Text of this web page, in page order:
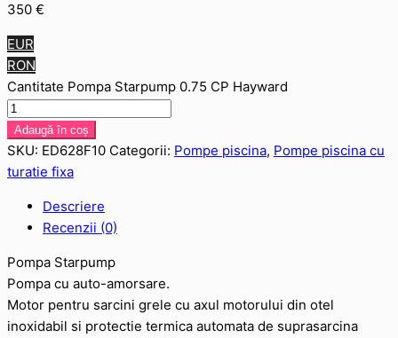
350 €
EUR
RON
Cantitate Pompa Starpump 0.75 CP Hayward
Adaugă în coș
SKU: ED628F10 Categorii: Pompe piscina, Pompe piscina cu
turatie fixa
Descriere
Recenzii (0)
Pompa Starpump
Pompa cu auto-amorsare.
Motor pentru sarcini grele cu axul motorului din otel
inoxidabil si protectie termica automata de suprasarcina